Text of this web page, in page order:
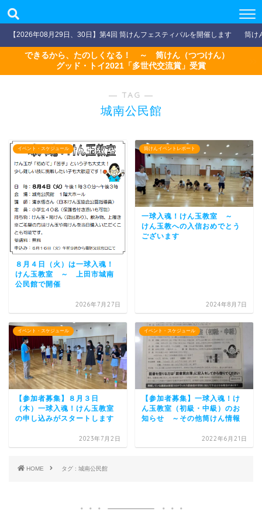
【2026年08月29日、30日】第4回 筒けんフェスティバルを開催します 筒け
できるから、たのしくなる！ ～ 筒けん（つつけん）
グッド・トイ2021「多世代交流賞」受賞
― TAG ―
城南公民館
イベント・スケジュール
８月４日（火）は一球入魂！
けん玉教室 ～ 上田市城南
公民館で開催
2026年7月27日
筒けんイベントレポート
一球入魂！けん玉教室 ～
けん玉教への入信おめでとう
ございます
2024年8月7日
イベント・スケジュール
【参加者募集】８月３日
（木）一球入魂！けん玉教室
の申し込みがスタートします
2023年7月2日
イベント・スケジュール
【参加者募集】一球入魂！け
ん玉教室（初級・中級）のお
知らせ ～その他筒けん情報
2022年6月21日
HOME タグ : 城南公民館